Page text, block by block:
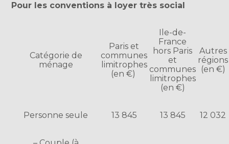
Pour les conventions à loyer très social
Catégorie de
ménage
Paris et
communes
limitrophes
(en €)
Ile-de-
France
hors Paris
et
communes
limitrophes
(en €)
Autres
régions
(en €)
Personne seule 13 845 13 845 12 032